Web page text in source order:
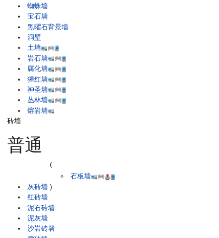
蜘蛛墙
宝石墙
黑曜石背景墙
洞壁
土墙
岩石墙
腐化墙
猩红墙
神圣墙
丛林墙
熔岩墙
砖墙
普通
灰砖墙
(
石板墙
)
红砖墙
泥石砖墙
泥灰墙
沙岩砖墙